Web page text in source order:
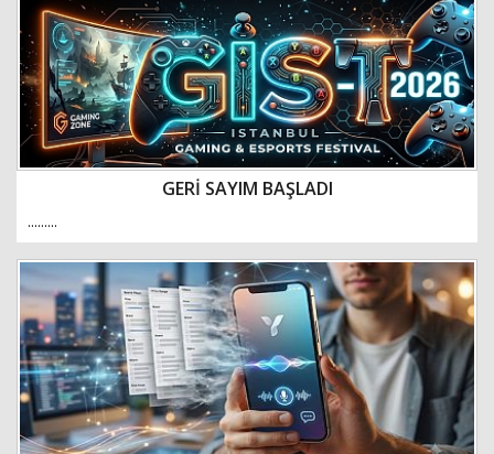
GERİ SAYIM BAŞLADI
.........